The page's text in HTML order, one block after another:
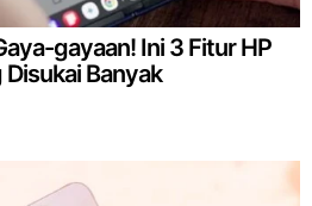
gayaan! Ini 3 Fitur HP
Banyak